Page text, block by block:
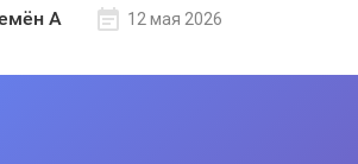
A 12 мая 2026